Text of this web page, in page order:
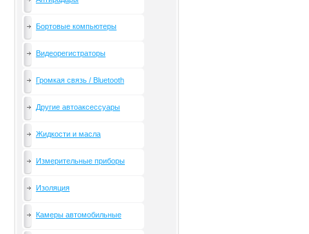
Бортовые компьютеры
Видеорегистраторы
Громкая связь / Bluetooth
Другие автоаксессуары
Жидкости и масла
Измерительные приборы
Изоляция
Камеры автомобильные